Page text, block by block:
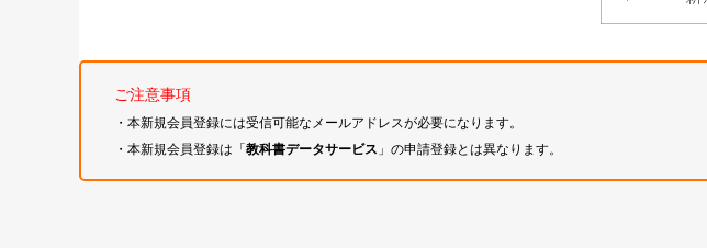
ご注意事項
・本新規会員登録には受信可能なメールアドレスが必要になります。
・本新規会員登録は「教科書データサービス 」の申請登録とは異なります。